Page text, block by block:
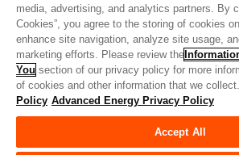
Supplier Portal
UK Modern Slavery Act
Privacy Preferences
Do Not Sell or Share My Personal
Limit the Use of My Sensitive Personal
© Copyright 2026Advanced Energy | 빌드
media, advertising, and analytics partners. By
Cookies”, you agree to the storing of cookies
enhance site navigation, analyze site usage,
marketing efforts. Please review the
You section of our privacy policy for more
of cookies and other information that we collect.
Policy Advanced Energy Privacy Policy
Accept All